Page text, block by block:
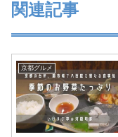
関連記事
京都グルメ